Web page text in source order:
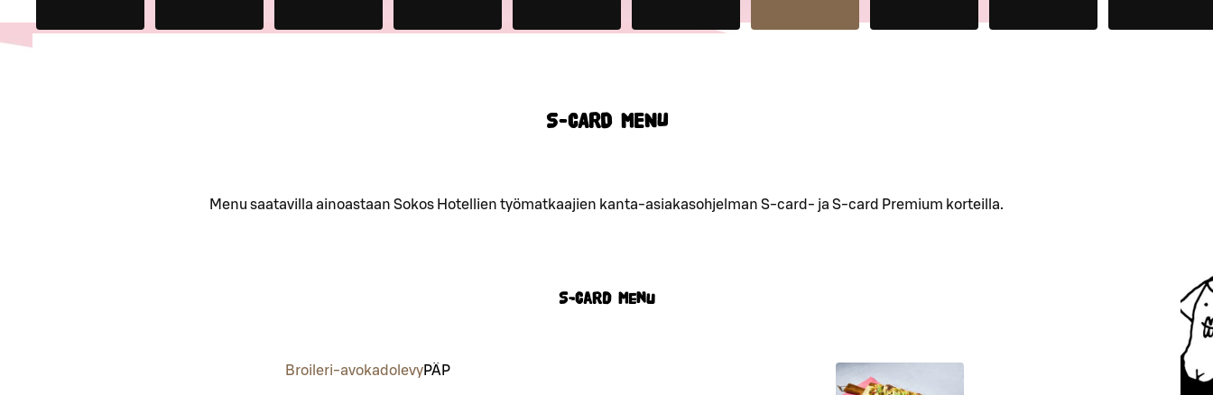
S-CARD MENU
Menu saatavilla ainoastaan Sokos Hotellien työmatkaajien kanta-asiakasohjelman S-card- ja S-card Premium korteilla.
S-Card menu
Broileri-avokadolevyPÄP